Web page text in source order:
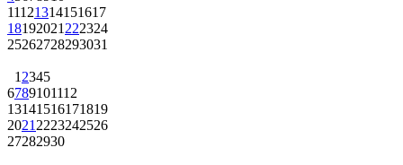
11121314151617
18192021 222324
25262728293031
1 2345
6789101112
13141516171819
2021 2223242526
27282930